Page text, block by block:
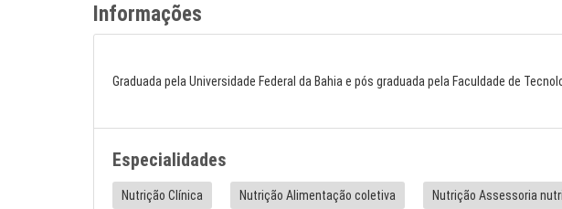
Informações
Graduada pela Universidade Federal da Bahia e pós graduada pela Faculdade de
Especialidades
Nutrição Clínica Nutrição Alimentação coletiva Nutrição Assessoria